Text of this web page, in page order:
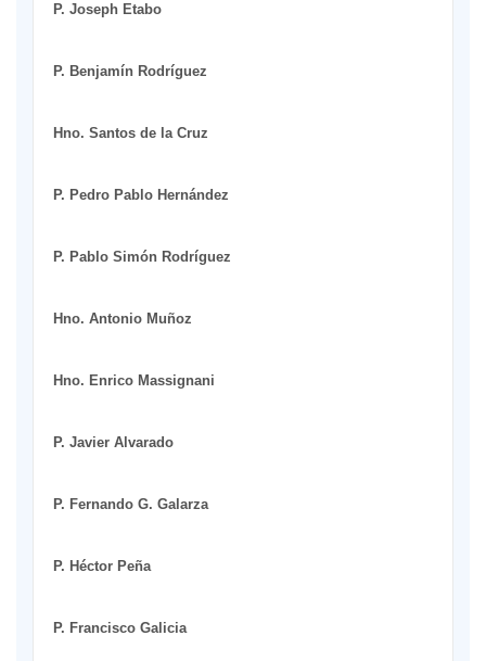
P. Joseph Etabo
P. Benjamín Rodríguez
Hno. Santos de la Cruz
P. Pedro Pablo Hernández
P. Pablo Simón Rodríguez
Hno. Antonio Muñoz
Hno. Enrico Massignani
P. Javier Alvarado
P. Fernando G. Galarza
P. Héctor Peña
P. Francisco Galicia